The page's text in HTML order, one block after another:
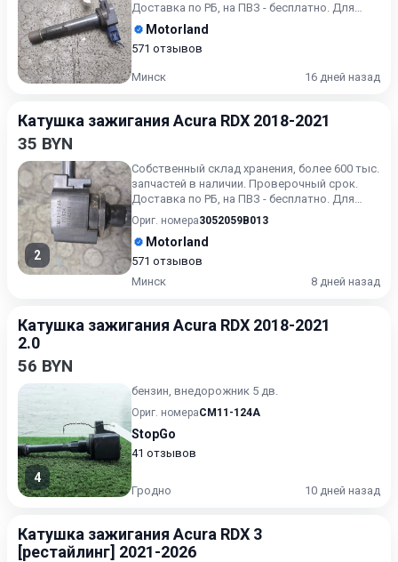
Доставка по РБ, на ПВЗ - бесплатно. Для
получения актуальн...
Motorland
571 отзывов
Минск 16 дней назад
Катушка зажигания Acura RDX 2018-2021
35 BYN
2
Собственный склад хранения, более 600 тыс.
запчастей в наличии. Проверочный срок.
Доставка по РБ, на ПВЗ - бесплатно. Для
получения актуальн...
Ориг. номера3052059B013
Motorland
571 отзывов
Минск
8 дней назад
Катушка зажигания Acura RDX 2018-2021
2.0
56 BYN
4
бензин, внедорожник 5 дв.
Ориг. номераCM11-124A
StopGo
41 отзывов
Гродно 10 дней назад
Катушка зажигания Acura RDX 3
[рестайлинг] 2021-2026